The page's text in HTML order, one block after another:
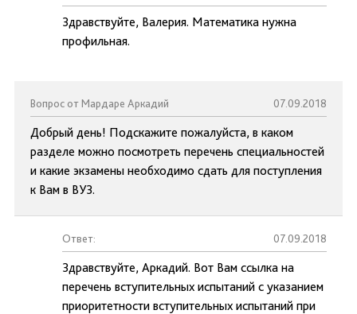
Здравствуйте, Валерия. Математика нужна
профильная.
Вопрос от Мардаре Аркадий 07.09.2018
Добрый день! Подскажите пожалуйста, в каком
разделе можно посмотреть перечень специальностей
и какие экзамены необходимо сдать для поступления
к Вам в ВУЗ.
Ответ: 07.09.2018
Здравствуйте, Аркадий. Вот Вам ссылка на
перечень вступительных испытаний с указанием
приоритетности вступительных испытаний при